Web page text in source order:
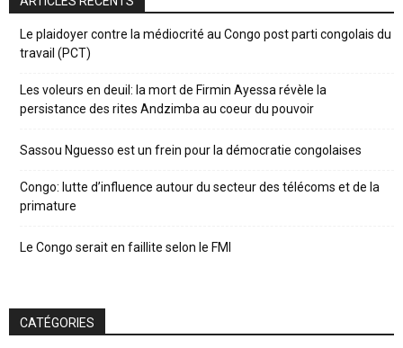
Le plaidoyer contre la médiocrité au Congo post parti congolais du
travail (PCT)
Les voleurs en deuil: la mort de Firmin Ayessa révèle la
persistance des rites Andzimba au coeur du pouvoir
Sassou Nguesso est un frein pour la démocratie congolaises
Congo: lutte d’influence autour du secteur des télécoms et de la
primature
Le Congo serait en faillite selon le FMI
CATÉGORIES